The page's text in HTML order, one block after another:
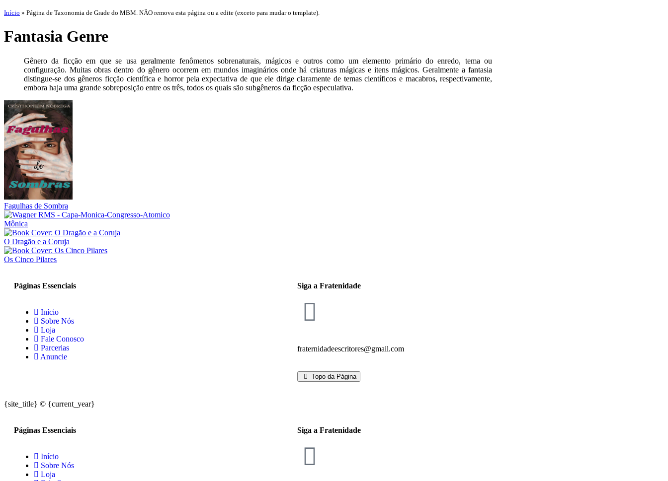
Início » Página de Taxonomia de Grade do MBM. NÃO remova esta página ou a edite (exceto para mudar o template).
Fantasia Genre
Gênero da ficção em que se usa geralmente fenômenos sobrenaturais, mágicos e outros como um elemento primário do enredo, tema ou
configuração. Muitas obras dentro do gênero ocorrem em mundos imaginários onde há criaturas mágicas e itens mágicos. Geralmente a fantasia
distingue-se dos gêneros ficção científica e horror pela expectativa de que ele dirige claramente de temas científicos e macabros, respectivamente,
embora haja uma grande sobreposição entre os três, todos os quais são subgêneros da ficção especulativa.
Fagulhas de Sombra
Mônica
O Dragão e a Coruja
Os Cinco Pilares
Páginas Essenciais
Início
Sobre Nós
Loja
Fale Conosco
Parcerias
Anuncie
Siga a Fratenidade
fraternidadeescritores@gmail.com
Topo da Página
{site_title} © {current_year}
Páginas Essenciais
Início
Sobre Nós
Loja
Siga a Fratenidade